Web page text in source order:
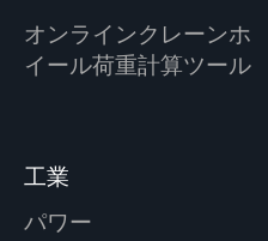
オンラインクレーンホ
イール荷重計算ツール
工業
パワー